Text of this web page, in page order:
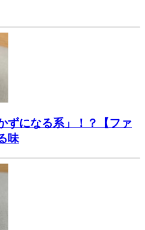
ずになる系」！？【ファ
味